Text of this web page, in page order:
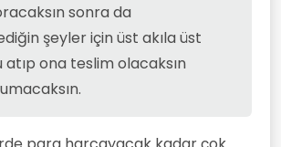
sonra da
şeyler için üst akıla üst
ona teslim olacaksın